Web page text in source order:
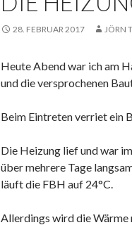
28. FEBRUAR 2017 JÖRN
Heute Abend war ich am
und die versprochenen
Beim Eintreten verriet ein
Die Heizung lief und war
über mehrere Tage
läuft die FBH auf 24°C.
Allerdings wird die Wärme